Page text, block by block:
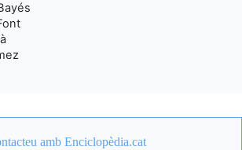
amb Enciclopèdia.cat